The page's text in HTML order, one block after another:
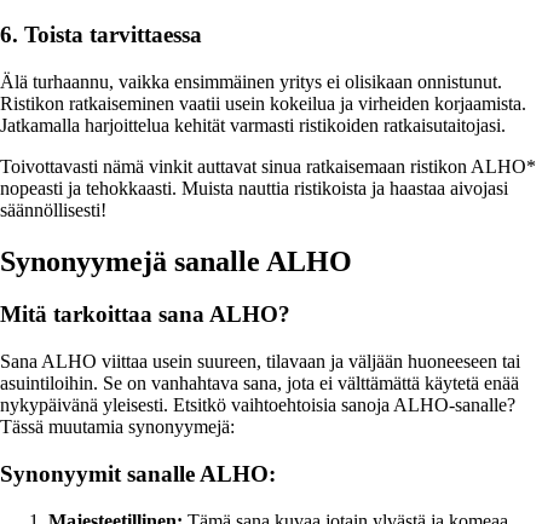
6. Toista tarvittaessa
Älä turhaannu, vaikka ensimmäinen yritys ei olisikaan onnistunut.
Ristikon ratkaiseminen vaatii usein kokeilua ja virheiden korjaamista.
Jatkamalla harjoittelua kehität varmasti ristikoiden ratkaisutaitojasi.
Toivottavasti nämä vinkit auttavat sinua ratkaisemaan ristikon ALHO*
nopeasti ja tehokkaasti. Muista nauttia ristikoista ja haastaa aivojasi
säännöllisesti!
Synonyymejä sanalle ALHO
Mitä tarkoittaa sana ALHO?
Sana ALHO viittaa usein suureen, tilavaan ja väljään huoneeseen tai
asuintiloihin. Se on vanhahtava sana, jota ei välttämättä käytetä enää
nykypäivänä yleisesti. Etsitkö vaihtoehtoisia sanoja ALHO-sanalle?
Tässä muutamia synonyymejä:
Synonyymit sanalle ALHO: